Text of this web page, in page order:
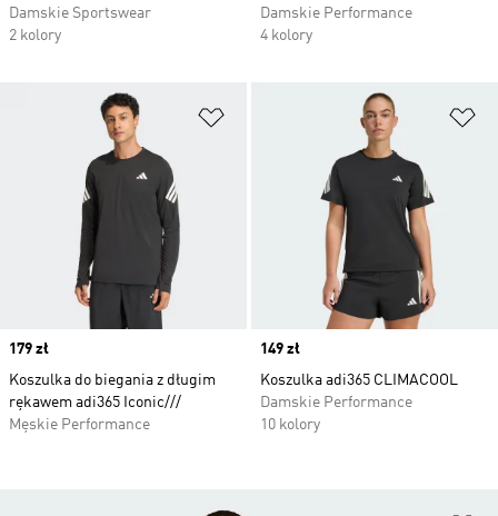
Damskie Sportswear
2 kolory
Damskie Performance
4 kolory
Dodaj do listy życzeń
Price
179 zł
Koszulka do biegania z długim
rękawem adi365 Iconic///
Męskie Performance
Price
149 zł
Koszulka adi365 CLIMACOOL
Damskie Performance
10 kolory